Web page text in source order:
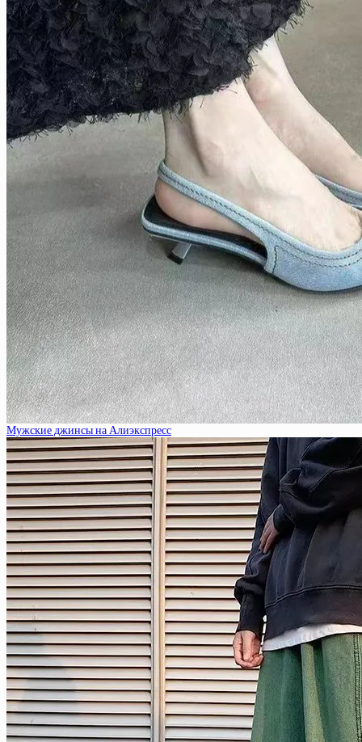
Мужские джинсы на Алиэкспресс